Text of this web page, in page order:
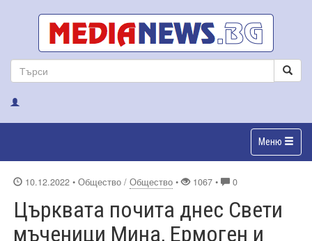
Меню
10.12.2022 • Общество / Общество • 1067 • 0
Църквата почита днес Свети
мъченици Мина, Ермоген и